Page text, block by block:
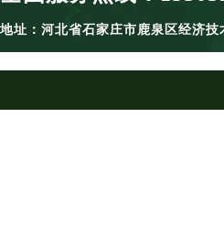
地址：河北省石家庄市鹿泉区经济技